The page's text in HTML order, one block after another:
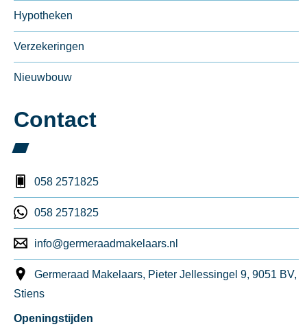
Hypotheken
Verzekeringen
Nieuwbouw
Contact
058 2571825
058 2571825
info@germeraadmakelaars.nl
Germeraad Makelaars, Pieter Jellessingel 9, 9051 BV,
Stiens
Openingstijden